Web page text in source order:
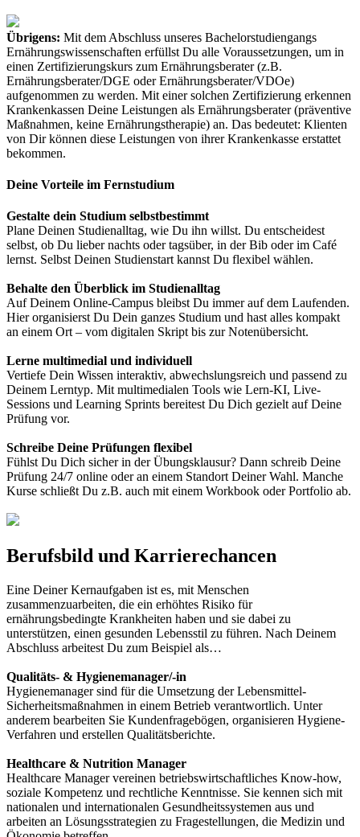
Übrigens: Mit dem Abschluss unseres Bachelorstudiengangs
Ernährungswissenschaften erfüllst Du alle Voraussetzungen, um in
einen Zertifizierungskurs zum Ernährungsberater (z.B.
Ernährungsberater/DGE oder Ernährungsberater/VDOe)
aufgenommen zu werden. Mit einer solchen Zertifizierung erkennen
Krankenkassen Deine Leistungen als Ernährungsberater (präventive
Maßnahmen, keine Ernährungstherapie) an. Das bedeutet: Klienten
von Dir können diese Leistungen von ihrer Krankenkasse erstattet
bekommen.
Deine Vorteile im Fernstudium
Gestalte dein Studium selbstbestimmt
Plane Deinen Studienalltag, wie Du ihn willst. Du entscheidest
selbst, ob Du lieber nachts oder tagsüber, in der Bib oder im Café
lernst. Selbst Deinen Studienstart kannst Du flexibel wählen.
Behalte den Überblick im Studienalltag
Auf Deinem Online-Campus bleibst Du immer auf dem Laufenden.
Hier organisierst Du Dein ganzes Studium und hast alles kompakt
an einem Ort – vom digitalen Skript bis zur Notenübersicht.
Lerne multimedial und individuell
Vertiefe Dein Wissen interaktiv, abwechslungsreich und passend zu
Deinem Lerntyp. Mit multimedialen Tools wie Lern-KI, Live-
Sessions und Learning Sprints bereitest Du Dich gezielt auf Deine
Prüfung vor.
Schreibe Deine Prüfungen flexibel
Fühlst Du Dich sicher in der Übungsklausur? Dann schreib Deine
Prüfung 24/7 online oder an einem Standort Deiner Wahl. Manche
Kurse schließt Du z.B. auch mit einem Workbook oder Portfolio ab.
Berufsbild und Karrierechancen
Eine Deiner Kernaufgaben ist es, mit Menschen
zusammenzuarbeiten, die ein erhöhtes Risiko für
ernährungsbedingte Krankheiten haben und sie dabei zu
unterstützen, einen gesunden Lebensstil zu führen. Nach Deinem
Abschluss arbeitest Du zum Beispiel als…
Qualitäts- & Hygienemanager/-in
Hygienemanager sind für die Umsetzung der Lebensmittel-
Sicherheitsmaßnahmen in einem Betrieb verantwortlich. Unter
anderem bearbeiten Sie Kundenfragebögen, organisieren Hygiene-
Verfahren und erstellen Qualitätsberichte.
Healthcare & Nutrition Manager
Healthcare Manager vereinen betriebswirtschaftliches Know-how,
soziale Kompetenz und rechtliche Kenntnisse. Sie kennen sich mit
nationalen und internationalen Gesundheitssystemen aus und
arbeiten an Lösungsstrategien zu Fragestellungen, die Medizin und